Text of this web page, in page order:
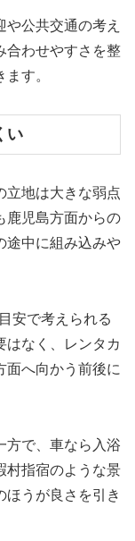
公共交通の考え
合わせやすさを整
す。
い
立地は大きな弱点
鹿児島方面からの
途中に組み込みや
安で考えられる
はなく、レンタカ
面へ向かう前後に
方で、車なら入浴
村指宿のような景
ほうが良さを引き